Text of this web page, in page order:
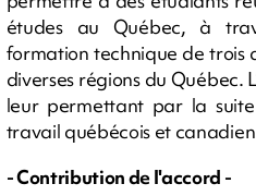
études au Québec, à
formation technique de trois
diverses régions du Québec.
leur permettant par la
travail québécois et
- Contribution de l'accord -